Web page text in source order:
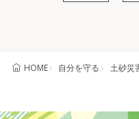
HOME 自分を守る 土砂災